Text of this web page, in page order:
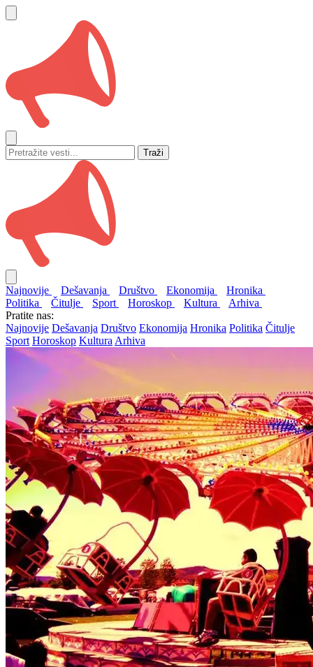
Traži
Najnovije Dešavanja Društvo Ekonomija
Hronika
Politika
Čitulje Sport Horoskop Kultura
Arhiva
Pratite nas:
Najnovije Dešavanja Društvo Ekonomija Hronika Politika Čitulje
Sport Horoskop Kultura Arhiva